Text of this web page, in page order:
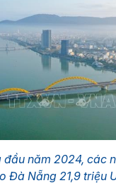
đầu năm 2024, các
Đà Nẵng 21,9 triệu